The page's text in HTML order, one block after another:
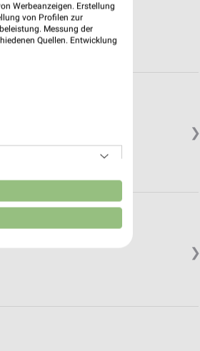
❯
❯
Werbeanzeigen. Erstellung
von Profilen zur
Messung der
Quellen. Entwicklung